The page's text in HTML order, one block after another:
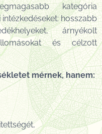
kategória
hosszabb
árnyékolt
és célzott
mérnek, hanem: